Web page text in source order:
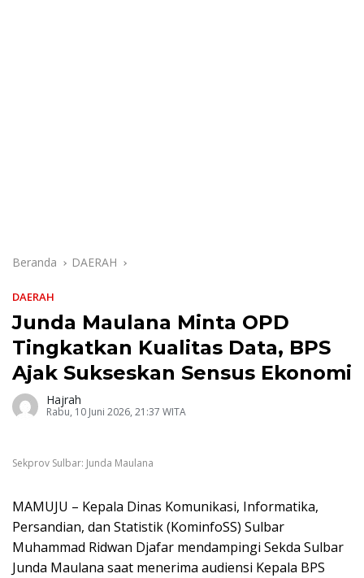
Beranda DAERAH
DAERAH
Junda Maulana Minta OPD
Tingkatkan Kualitas Data, BPS
Ajak Sukseskan Sensus Ekonomi
Hajrah
Rabu, 10 Juni 2026, 21:37 WITA
Sekprov Sulbar: Junda Maulana
MAMUJU – Kepala Dinas Komunikasi, Informatika,
Persandian, dan Statistik (KominfoSS) Sulbar
Muhammad Ridwan Djafar mendampingi Sekda Sulbar
Junda Maulana saat menerima audiensi Kepala BPS